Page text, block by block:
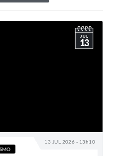
13 JUL 2026 - 13h10
JUL
13